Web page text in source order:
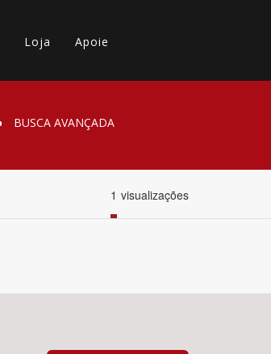
Loja Apoie
BUSCA AVANÇADA
1 visualizações